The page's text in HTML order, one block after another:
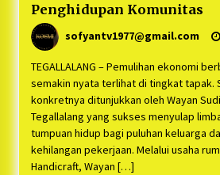
Penghidupan Komunitas
sofyantv1977@gmail.com
TEGALLALANG – Pemulihan ekonomi
semakin nyata terlihat di tingkat tapak.
konkretnya ditunjukkan oleh Wayan
Tegallalang yang sukses menyulap
tumpuan hidup bagi puluhan keluarga
kehilangan pekerjaan. Melalui usaha
Handicraft, Wayan […]